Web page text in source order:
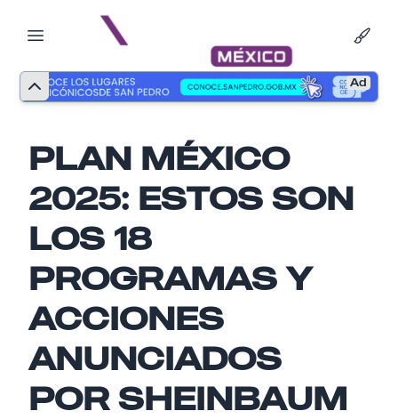
Ad
PLAN MÉXICO
2025: ESTOS SON
LOS 18
PROGRAMAS Y
ACCIONES
ANUNCIADOS
POR SHEINBAUM
Nombre